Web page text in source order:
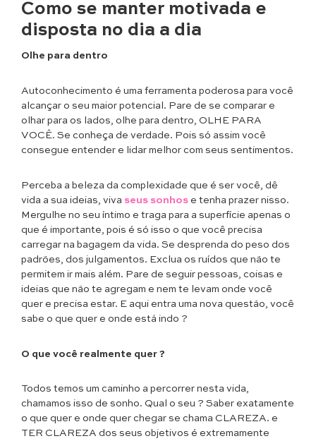
Como se manter motivada e
disposta no dia a dia
Olhe para dentro
Autoconhecimento é uma ferramenta poderosa para você
alcançar o seu maior potencial. Pare de se comparar e
olhar para os lados, olhe para dentro, OLHE PARA
VOCÊ. Se conheça de verdade. Pois só assim você
consegue entender e lidar melhor com seus sentimentos.
Perceba a beleza da complexidade que é ser você, dê
vida a sua ideias, viva seus sonhos e tenha prazer nisso.
Mergulhe no seu íntimo e traga para a superfície apenas o
que é importante, pois é só isso o que você precisa
carregar na bagagem da vida. Se desprenda do peso dos
padrões, dos julgamentos. Exclua os ruídos que não te
permitem ir mais além. Pare de seguir pessoas, coisas e
ideias que não te agregam e nem te levam onde você
quer e precisa estar. E aqui entra uma nova questão, você
sabe o que quer e onde está indo ?
O que você realmente quer ?
Todos temos um caminho a percorrer nesta vida,
chamamos isso de sonho. Qual o seu ? Saber exatamente
o que quer e onde quer chegar se chama CLAREZA. e
TER CLAREZA dos seus objetivos é extremamente